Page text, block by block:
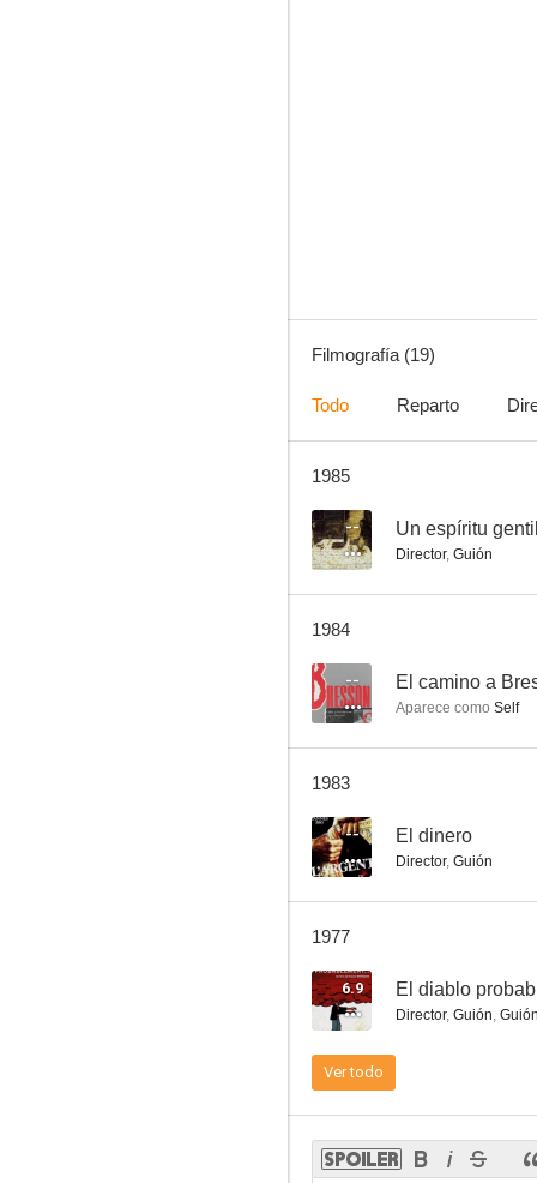
--
Filmografía (19)
Todo Reparto
1985
-- Un espíritu
Director, Guión
1984
-- El camino a
Aparece como Self
1983
-- El dinero
Director, Guión
1977
6.9 El diablo
Director, Guión,
Ver todo